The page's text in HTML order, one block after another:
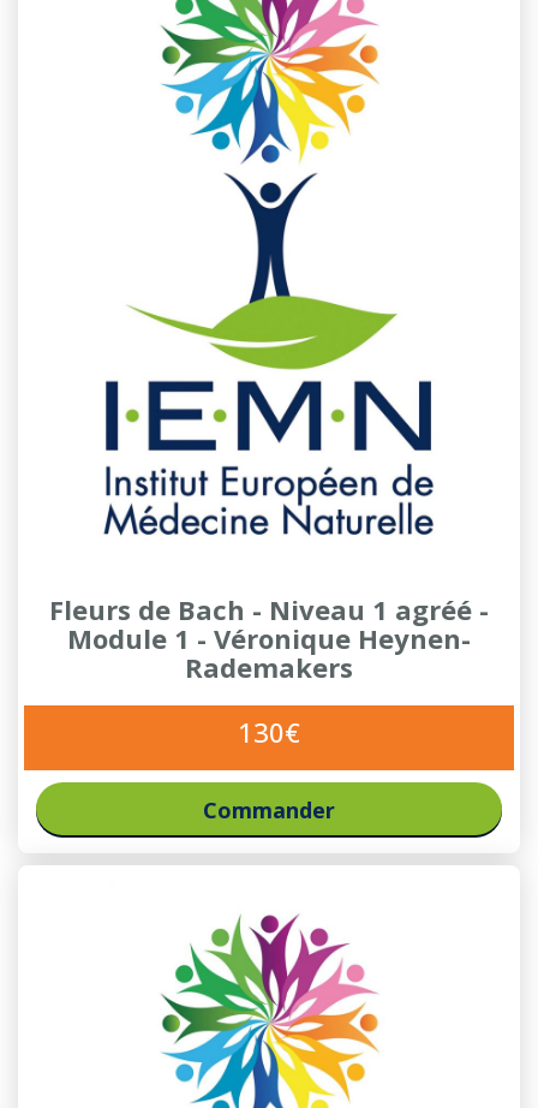
Fleurs de Bach - Niveau 1 agréé -
Module 1 - Véronique Heynen-
Rademakers
130€
Commander